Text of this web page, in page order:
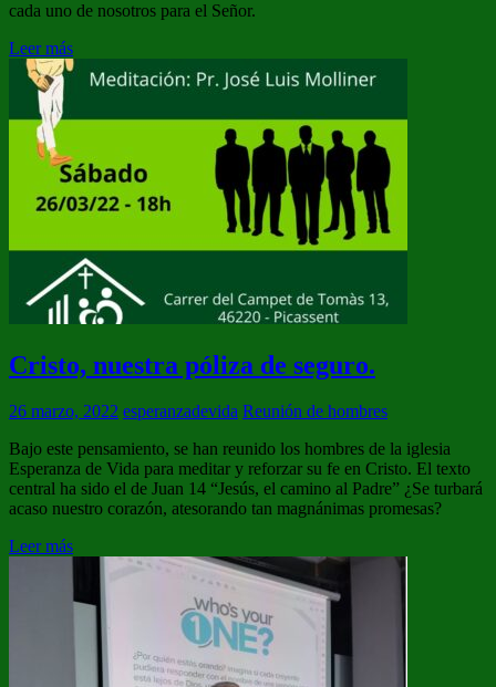
cada uno de nosotros para el Señor.
Leer más
Cristo, nuestra póliza de seguro.
26 marzo, 2022 esperanzadevida Reunión de hombres
Bajo este pensamiento, se han reunido los hombres de la iglesia
Esperanza de Vida para meditar y reforzar su fe en Cristo. El texto
central ha sido el de Juan 14 “Jesús, el camino al Padre” ¿Se turbará
acaso nuestro corazón, atesorando tan magnánimas promesas?
Leer más